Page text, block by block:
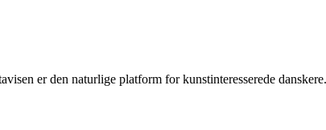
er den naturlige platform for kunstinteresserede danskere.